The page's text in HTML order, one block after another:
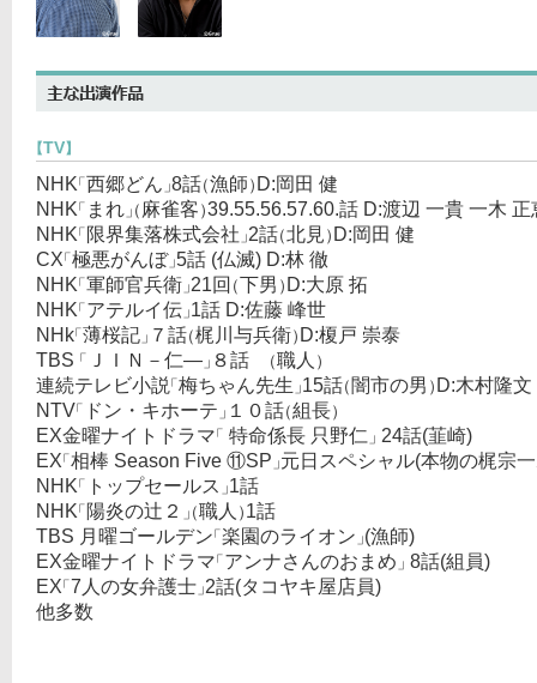
【TV】
NHK「西郷どん 」
8話（漁師）D:岡田 健
NHK「 まれ 」
（麻雀客）39.55.56.57.60.話 D:渡辺 一貴 一木 正
NHK「 限界集落株式会社 」2話（北見）D:岡田 健
CX「極悪がんぼ」5話 (仏滅) D:林 徹
NHK「軍師官兵衛 」21回（下男 ）D:大原 拓
NHK「アテルイ伝 」1話 D:佐藤 峰世
NHk「薄桜記 」７話（梶川与兵衛）D:榎戸 崇泰
TBS「 ＪＩＮ－仁― 」８話 （職人 ）
連続テレビ小説「梅ちゃん先生 」15話（闇市の男 ）D:木村隆文
NTV「 ドン・キホーテ 」１０話（組長）
EX金曜ナイトドラマ「 特命係長 只野仁 」24話(韮崎)
EX「相棒 Season Five ⑪SP 」元日スペシャル(本物の梶宗
NHK「 トップセールス 」1話
NHK「 陽炎の辻２ 」
（職人 ）1話
TBS 月曜ゴールデン「楽園のライオン 」(漁師)
EX金曜ナイトドラマ「アンナさんのおまめ 」8話(組員)
EX「7人の女弁護士 」2話(タコヤキ屋店員)
他多数